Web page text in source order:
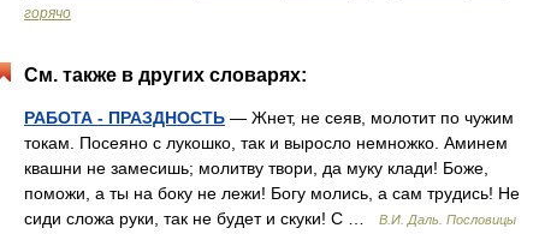
горячо
См. также в других словарях:
РАБОТА - ПРАЗДНОСТЬ — Жнет, не сеяв, молотит по чужим
токам. Посеяно с лукошко, так и выросло немножко. Аминем
квашни не замесишь; молитву твори, да муку клади! Боже,
поможи, а ты на боку не лежи! Богу молись, а сам трудись! Не
сиди сложа руки, так не будет и скуки! С …
В.И. Даль. Пословицы